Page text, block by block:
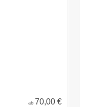
ab 70,00 €